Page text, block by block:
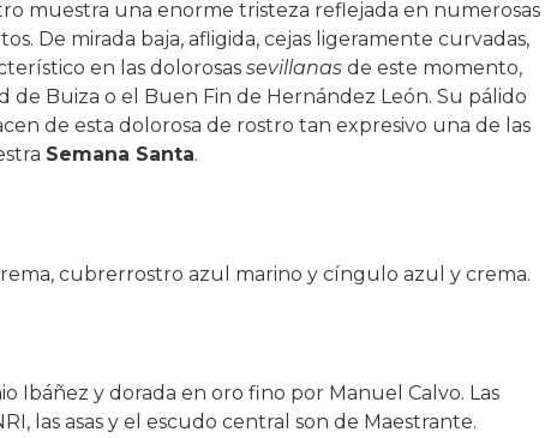
muestra una enorme tristeza reflejada en numerosas
De mirada baja, afligida, cejas ligeramente curvadas,
en las dolorosas sevillanas de este momento,
de Buiza o el Buen Fin de Hernández León. Su pálido
de esta dolorosa de rostro tan expresivo una de las
Semana Santa.
cubrerrostro azul marino y cíngulo azul y crema.
Ibáñez y dorada en oro fino por Manuel Calvo. Las
las asas y el escudo central son de Maestrante.